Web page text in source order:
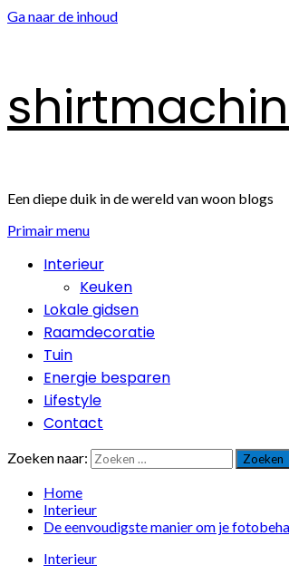
Ga naar de inhoud
Een diepe duik in de wereld van woon blogs
Primair menu
Interieur
Keuken
Lokale gidsen
Raamdecoratie
Tuin
Energie besparen
Lifestyle
Contact
Zoeken naar:
Home
Interieur
De eenvoudigste manier om je
Interieur